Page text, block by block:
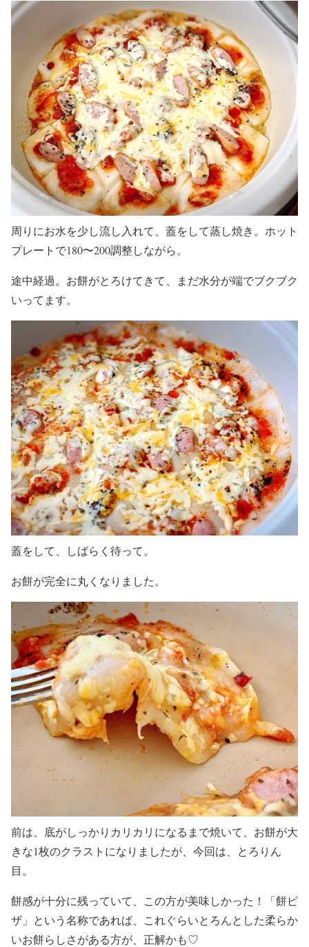
周りにお水を少し流し入れて、蓋をして蒸し焼き。ホット
プレートで180〜200調整しながら。
途中経過。お餅がとろけてきて、まだ水分が端でブクブク
いってます。
蓋をして、しばらく待って。
お餅が完全に丸くなりました。
前は、底がしっかりカリカリになるまで焼いて、お餅が大
きな1枚のクラストになりましたが、今回は、とろりん
目。
餅感が十分に残っていて、この方が美味しかった！「餅ピ
ザ」という名称であれば、これぐらいとろんとした柔らか
いお餅らしさがある方が、正解かも♡